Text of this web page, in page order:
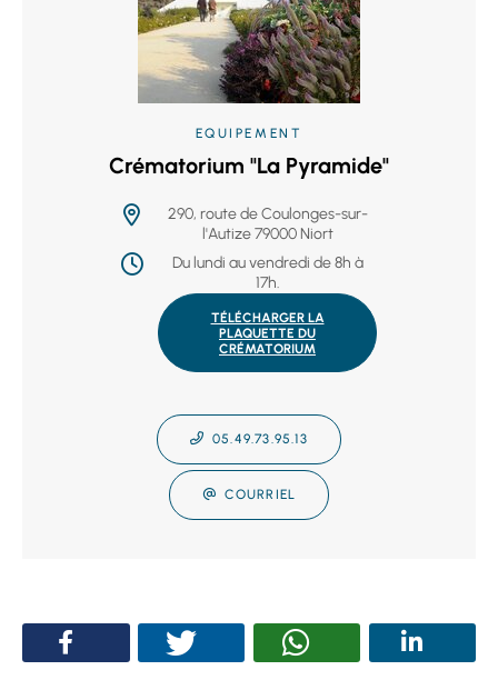
EQUIPEMENT
Crématorium "La Pyramide"
290, route de Coulonges-sur-
l'Autize 79000 Niort
Du lundi au vendredi de 8h à
17h.
TÉLÉCHARGER LA
PLAQUETTE DU
CRÉMATORIUM
05.49.73.95.13
COURRIEL